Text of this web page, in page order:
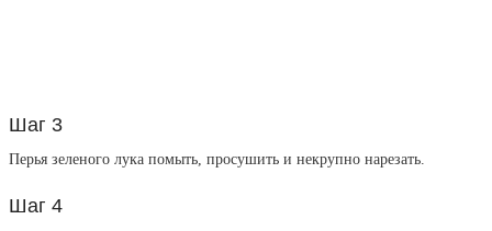
Шаг 3
Перья зеленого лука помыть, просушить и некрупно нарезать.
Шаг 4